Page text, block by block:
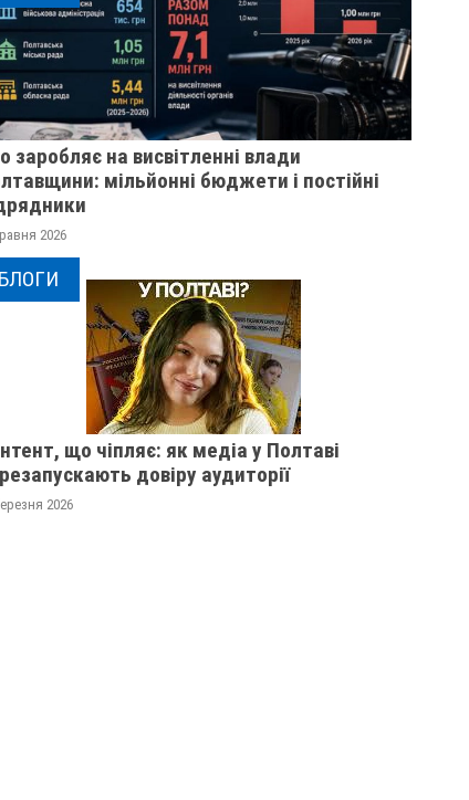
ОБЛАСТІ
заробляє на висвітленні влади
мільйонні бюджети і постійні
2026
БЛОГИ
що чіпляє: як медіа у Полтаві
довіру аудиторії
2026